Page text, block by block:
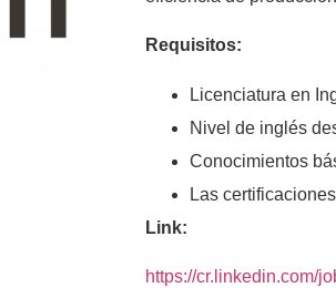
Requisitos:
Licenciatura en
Nivel de inglés
Conocimientos
Las
Link:
https://cr.linkedin.com/